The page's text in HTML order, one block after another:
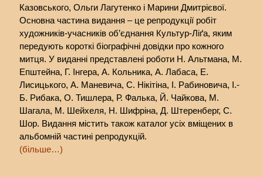
Казовського, Ольги Лагутенко і Марини Дмитрієвої.
Основна частина видання – це репродукції робіт
художників-учасників об’єднання Культур-Ліґа, яким
передують короткі біографічні довідки про кожного
митця. У виданні представлені роботи Н. Альтмана, М.
Епштейна, Г. Інгера, А. Кольника, А. Лабаса, Е.
Лисицького, А. Маневича, С. Нікітіна, І. Рабиновича, І.-
Б. Рибака, О. Тишлера, Р. Фалька, Й. Чайкова, М.
Шагала, М. Шейхеля, Н. Шифріна, Д. Штеренберг, С.
Шор. Видання містить також каталог усіх вміщених в
альбомній частині репродукцій.
(більше…)